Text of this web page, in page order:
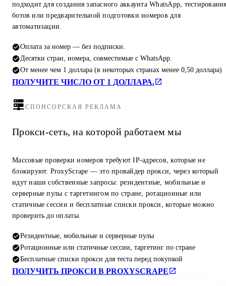
подходит для создания запасного аккаунта WhatsApp,
ботов или предварительной подготовки номеров для
автоматизации.
Оплата за номер — без подписки.
Десятки стран, номера, совместимые с WhatsApp.
От менее чем 1 доллара (в некоторых странах менее 0,50 доллара)
ПОЛУЧИТЕ ЧИСЛО ОТ 1 ДОЛЛАРА.
СПОНСОРСКАЯ РЕКЛАМА
Прокси-сеть, на которой работаем мы
Массовые проверки номеров требуют IP-адресов, которые не
блокируют. ProxyScrape — это провайдер прокси, через который
идут наши собственные запросы: резидентные, мобильные и
серверные пулы с таргетингом по стране, ротационные или
статичные сессии и бесплатные списки прокси, которые можно
проверить до оплаты.
Резидентные, мобильные и серверные пулы
Ротационные или статичные сессии, таргетинг по стране
Бесплатные списки прокси для теста перед покупкой
ПОЛУЧИТЬ ПРОКСИ В PROXYSCRAPE